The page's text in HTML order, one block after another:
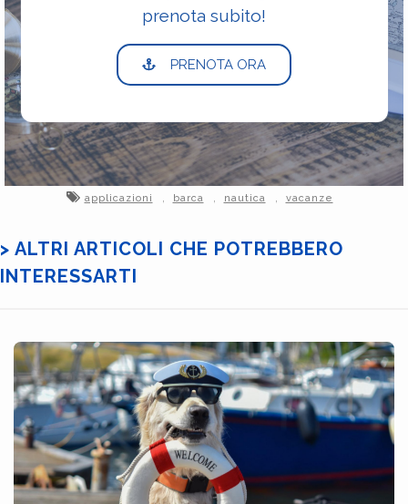
prenota subito!
PRENOTA ORA
applicazioni barca nautica vacanze
> ALTRI ARTICOLI CHE POTREBBERO
INTERESSARTI